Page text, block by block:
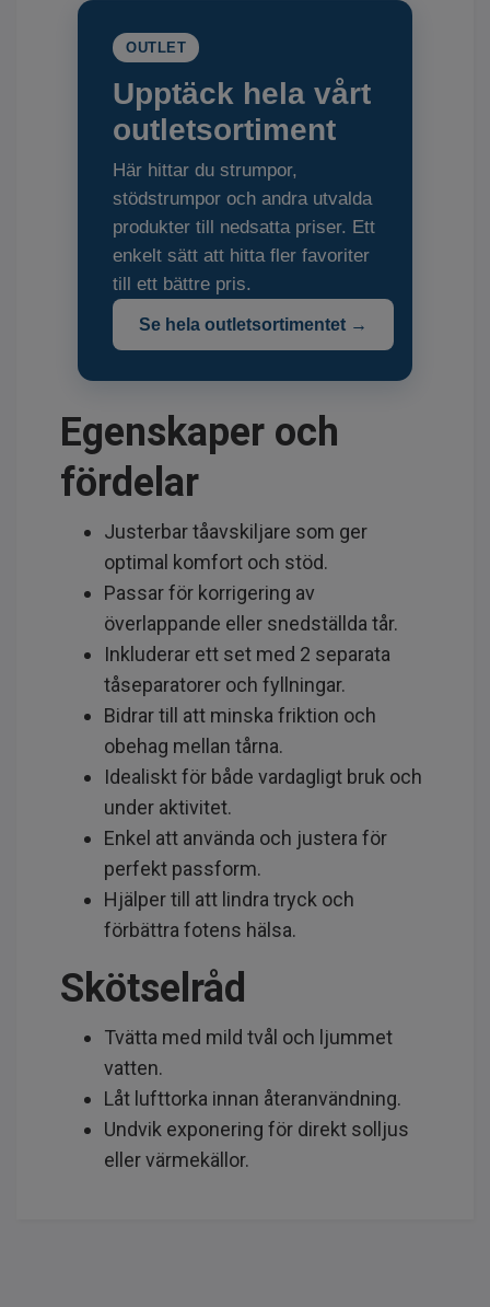
OUTLET
Upptäck hela vårt
outletsortiment
Här hittar du strumpor,
stödstrumpor och andra utvalda
produkter till nedsatta priser. Ett
enkelt sätt att hitta fler favoriter
till ett bättre pris.
Se hela outletsortimentet →
Egenskaper och
fördelar
Justerbar tåavskiljare som ger
optimal komfort och stöd.
Passar för korrigering av
överlappande eller snedställda tår.
Inkluderar ett set med 2 separata
tåseparatorer och fyllningar.
Bidrar till att minska friktion och
obehag mellan tårna.
Idealiskt för både vardagligt bruk och
under aktivitet.
Enkel att använda och justera för
perfekt passform.
Hjälper till att lindra tryck och
förbättra fotens hälsa.
Skötselråd
Tvätta med mild tvål och ljummet
vatten.
Låt lufttorka innan återanvändning.
Undvik exponering för direkt solljus
eller värmekällor.